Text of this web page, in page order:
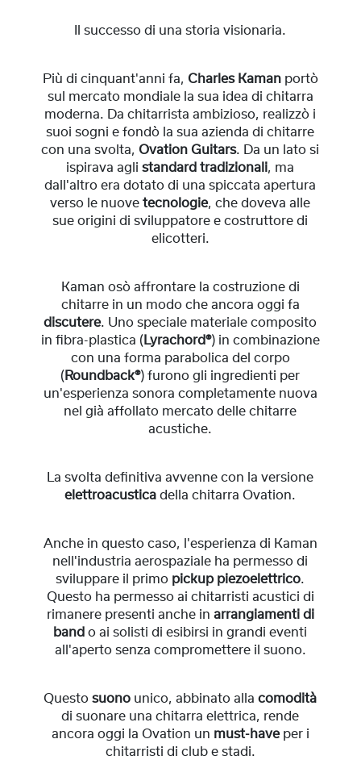
Il successo di una storia visionaria.
Più di cinquant'anni fa, Charles Kamanportò
sul mercato mondiale la sua idea di chitarra
moderna. Da chitarrista ambizioso, realizzò i
suoi sogni e fondò la sua azienda di chitarre
con una svolta, Ovation Guitars. Da un lato si
ispirava aglistandard tradizionali, ma
dall'altro era dotato di una spiccata apertura
verso le nuovetecnologie, che doveva alle
sue origini di sviluppatore e costruttore di
elicotteri.
Kaman osò affrontare la costruzione di
chitarre in un modo che ancora oggi fa
discutere. Uno speciale materiale composito
in fibra-plastica ( Lyrachord®) in combinazione
con una forma parabolica del corpo
( Roundback®) furono gli ingredienti per
un'esperienza sonora completamente nuova
nel già affollato mercato delle chitarre
acustiche.
La svolta definitiva avvenne con la versione
elettroacusticadella chitarra Ovation.
Anche in questo caso, l'esperienza di Kaman
nell'industria aerospaziale ha permesso di
sviluppare il primo pickup piezoelettrico.
Questo ha permesso ai chitarristi acustici di
rimanere presenti anche in arrangiamenti di
bando ai solisti di esibirsi in grandi eventi
all'aperto senza compromettere il suono.
Questosuono unico, abbinato allacomodità
di suonare una chitarra elettrica, rende
ancora oggi la Ovation un must-haveper i
chitarristi di club e stadi.